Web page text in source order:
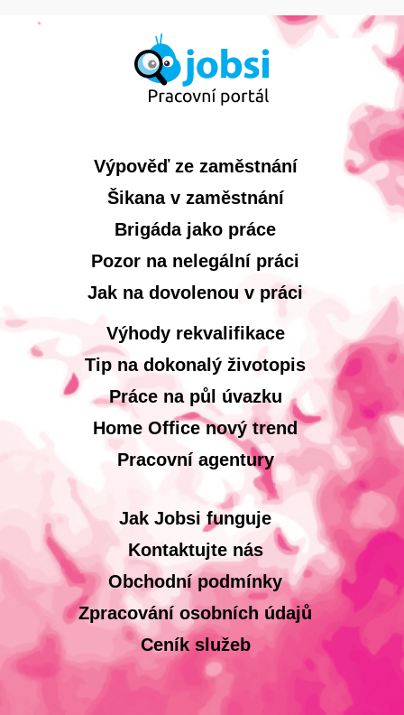
Výpověď ze zaměstnání
Šikana v zaměstnání
Brigáda jako práce
Pozor na nelegální práci
Jak na dovolenou v práci
Výhody rekvalifikace
Tip na dokonalý životopis
Práce na půl úvazku
Home Office nový trend
Pracovní agentury
Jak Jobsi funguje
Kontaktujte nás
Obchodní podmínky
Zpracování osobních údajů
Ceník služeb